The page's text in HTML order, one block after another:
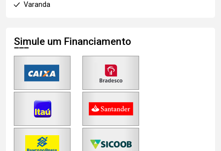
Varanda
Simule um Financiamento